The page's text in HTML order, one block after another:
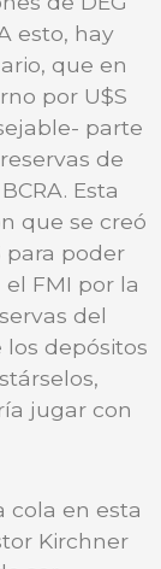
esto, hay
que en
por U$S
parte
de
Esta
que se creó
para poder
FMI por la
del
depósitos
jugar con
cola en esta
Kirchner